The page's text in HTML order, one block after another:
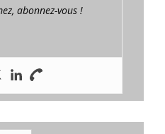
abonnez-vous !